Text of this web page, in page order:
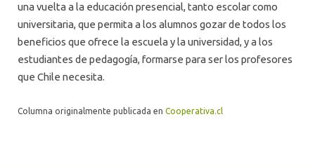
una vuelta a la educación presencial, tanto escolar como
universitaria, que permita a los alumnos gozar de todos los
beneficios que ofrece la escuela y la universidad, y a los
estudiantes de pedagogía, formarse para ser los profesores
que Chile necesita.
Columna originalmente publicada en Cooperativa.cl